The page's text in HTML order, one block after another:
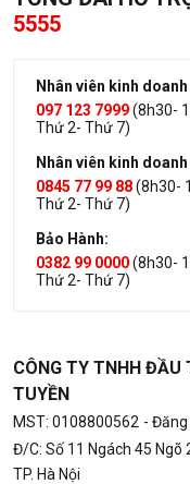
5555
Nhân viên kinh doanh
097 123 7999(8h30-
Thứ 2- Thứ 7)
Nhân viên kinh doanh
0845 77 99 88(8h30-
Thứ 2- Thứ 7)
Bảo Hành:
0382 99 0000(8h30-
Thứ 2- Thứ 7)
CÔNG TY TNHH ĐẦU
TUYỀN
MST: 0108800562 - Đăng
Đ/C: Số 11 Ngách 45 Ngõ
TP. Hà Nội